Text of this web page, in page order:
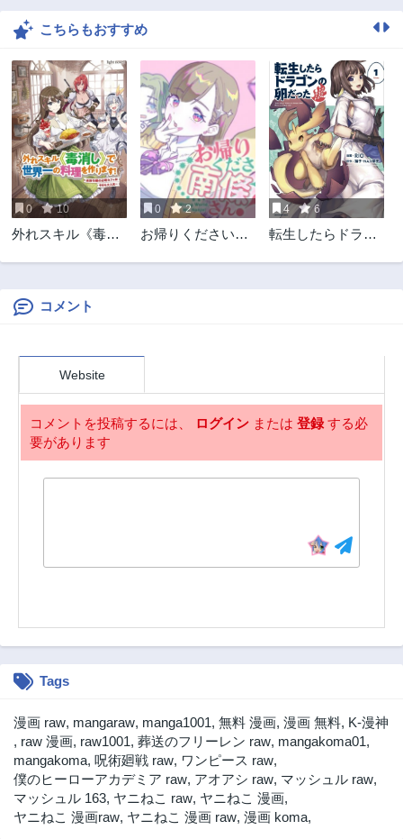
第383話
第381話
2ヶ月前
第380話
2ヶ月前
第379話
2ヶ月前
第378話
2ヶ月前
第377話
2ヶ月前
第376話
2ヶ月前
第375話
2ヶ月前
第374話
3ヶ月前
第373話 第372話
第371話
第369話
3ヶ月前
第367話
3ヶ月前
第366話
3ヶ月前
第365話
4ヶ月前 4ヶ月前
第355話
第353話
5ヶ月前
第352話
5ヶ月前
第351話
5ヶ月前
第350話
5ヶ月前
第349話 第348話
こちらもおすすめ
0 10
外れスキル《毒消
放令嬢の辺境カフ
ェは今日も大人気
0 2
お帰りください、
4 6
転生したらドラゴ
~
コメント
Website
コメントを投稿するには、 ログイン または 登録する必
要があります
Tags
漫画 raw, mangaraw, manga1001, 無料 漫画, 漫画 無料, K-漫神
, raw 漫画, raw1001, 葬送のフリーレン raw, mangakoma01,
mangakoma, 呪術廻戦 raw, ワンピース raw,
僕のヒーローアカデミア raw, アオアシ raw, マッシュル raw,
マッシュル 163, ヤニねこ raw, ヤニねこ 漫画,
ヤニねこ 漫画raw, ヤニねこ 漫画 raw, 漫画 koma,